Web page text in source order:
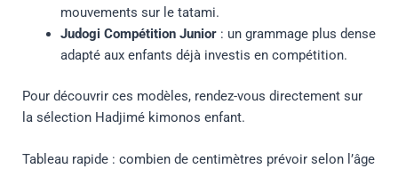
mouvements sur le tatami.
Judogi Compétition Junior : un grammage plus dense
adapté aux enfants déjà investis en compétition.
Pour découvrir ces modèles, rendez-vous directement sur
la sélection Hadjimé kimonos enfant.
Tableau rapide : combien de centimètres prévoir selon l’âge